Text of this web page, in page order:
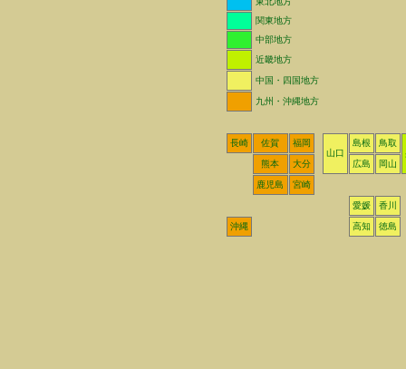
関東地方
中部地方
近畿地方
中国・四国地方
九州・沖縄地方
長崎 佐賀
福岡
山口
島根
鳥取
熊本
大分 広島 岡山
鹿児島 宮崎
愛媛 香川
沖縄 高知 徳島